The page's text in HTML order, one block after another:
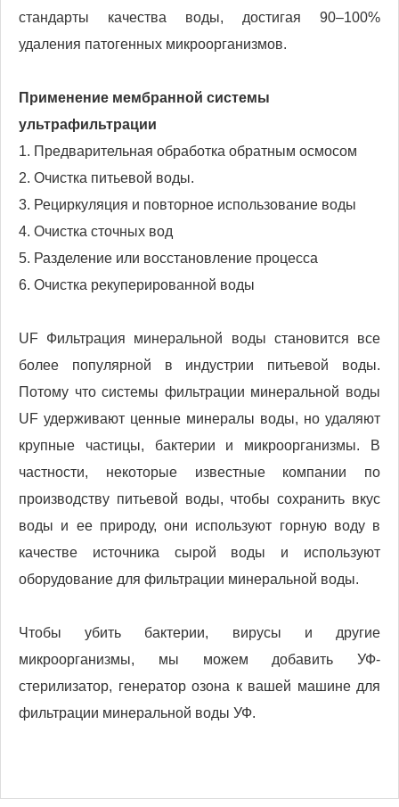
стандарты качества воды, достигая 90–100%
удаления патогенных микроорганизмов.
Применение мембранной системы
ультрафильтрации
1. Предварительная обработка обратным осмосом
2. Очистка питьевой воды.
3. Рециркуляция и повторное использование воды
4. Очистка сточных вод
5. Разделение или восстановление процесса
6. Очистка рекуперированной воды
UF Фильтрация минеральной воды становится все
более популярной в индустрии питьевой воды.
Потому что системы фильтрации минеральной воды
UF удерживают ценные минералы воды, но удаляют
крупные частицы, бактерии и микроорганизмы. В
частности, некоторые известные компании по
производству питьевой воды, чтобы сохранить вкус
воды и ее природу, они используют горную воду в
качестве источника сырой воды и используют
оборудование для фильтрации минеральной воды.
Чтобы убить бактерии, вирусы и другие
микроорганизмы, мы можем добавить УФ-
стерилизатор, генератор озона к вашей машине для
фильтрации минеральной воды УФ.